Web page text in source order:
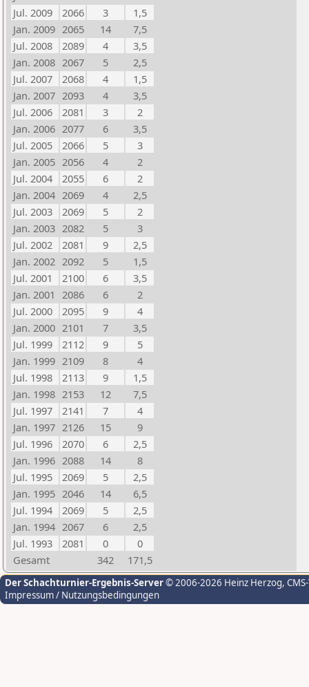
Jul. 2009
2066 3
1,5
Jan. 2009 2065 14
7,5
Jul. 2008
2089 4
3,5
Jan. 2008 2067 5
2,5
Jul. 2007
2068 4
1,5
Jan. 2007 2093 4
3,5
Jul. 2006
2081 3
2
Jan. 2006 2077 6
3,5
Jul. 2005
2066 5
3
Jan. 2005 2056 4
2
Jul. 2004
2055 6
2
Jan. 2004 2069 4
2,5
Jul. 2003
2069 5
2
Jan. 2003 2082 5
3
Jul. 2002
2081 9
2,5
Jan. 2002 2092 5
1,5
Jul. 2001
2100 6
3,5
Jan. 2001 2086 6
2
Jul. 2000
2095 9
4
Jan. 2000 2101 7
3,5
Jul. 1999
2112 9
5
Jan. 1999 2109 8
4
Jul. 1998
2113 9
1,5
Jan. 1998 2153 12
7,5
Jul. 1997
2141 7
4
Jan. 1997 2126 15
9
Jul. 1996
2070 6
2,5
Jan. 1996 2088 14
8
Jul. 1995
2069 5
2,5
Jan. 1995 2046 14
6,5
Jul. 1994
2069 5
2,5
Jan. 1994 2067 6
2,5
Jul. 1993
2081 0
0
Gesamt
342 171,5
Der Schachturnier-Ergebnis-Server© 2006-2026 Heinz Herzog,
Impressum / Nutzungsbedingungen